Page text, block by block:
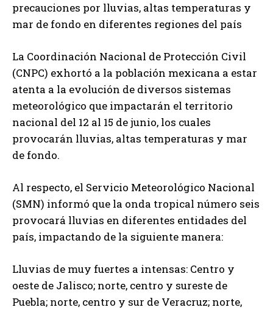
precauciones por lluvias, altas temperaturas y
mar de fondo en diferentes regiones del país
La Coordinación Nacional de Protección Civil
(CNPC) exhortó a la población mexicana a estar
atenta a la evolución de diversos sistemas
meteorológico que impactarán el territorio
nacional del 12 al 15 de junio, los cuales
provocarán lluvias, altas temperaturas y mar
de fondo.
Al respecto, el Servicio Meteorológico Nacional
(SMN) informó que la onda tropical número seis
provocará lluvias en diferentes entidades del
país, impactando de la siguiente manera:
Lluvias de muy fuertes a intensas: Centro y
oeste de Jalisco; norte, centro y sureste de
Puebla; norte, centro y sur de Veracruz; norte,